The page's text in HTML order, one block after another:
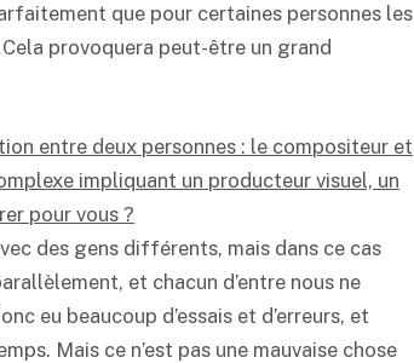
que pour certaines personnes les
provoquera peut-être un grand
entre deux personnes : le compositeur et
impliquant un producteur visuel, un
pour vous ?
des gens différents, mais dans ce cas
et chacun d’entre nous ne
eu beaucoup d’essais et d’erreurs, et
Mais ce n’est pas une mauvaise chose